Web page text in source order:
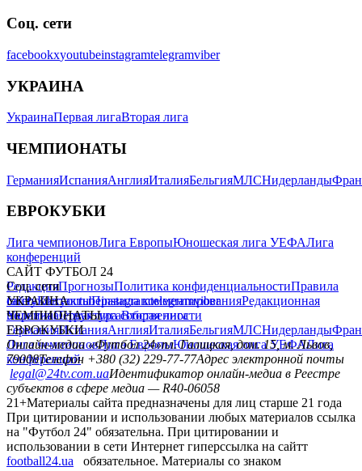
Соц. сети
facebookxyoutubeinstagramtelegramviber
УКРАИНА
УкраинаПервая лигаВторая лига
ЧЕМПИОНАТЫ
ГерманияИспанияАнглияИталияБельгияМЛСНидерланды
ЕВРОКУБКИ
Лига чемпионовЛига ЕвропыЮношеская лига УЕФАЛига
конференций
САЙТ ФУТБОЛ 24
РедакцияПрогнозыПолитика конфиденциальностиПравила
сайтуКонтактыПравила комментированияРедакционная
политикаСтруктура собственности
Соц. сети
facebookxyoutubeinstagramtelegramviber
УКРАИНА
УкраинаПервая лигаВторая лига
ЧЕМПИОНАТЫ
ГерманияИспанияАнглияИталияБельгияМЛСНидерланды
ЕВРОКУБКИ
Лига чемпионовЛига ЕвропыЮношеская лига УЕФАЛига
конференций
Онлайн-медиа «Футбол 24»пл. Галицкая, дом. 15, м. Львов,
79008Телефон +380 (32) 229-77-77Адрес электронной почты
legal@24tv.com.uaИдентификатор онлайн-медиа в Реестре
субъектов в сфере медиа — R40-06058
21+Материалы сайта предназначены для лиц старше 21 года
При цитировании и использовании любых материалов ссылка
на "Футбол 24" обязательна. При цитировании и
использовании в сети Интернет гиперссылка на сайтт
football24.ua
обязательное. Материалы со знаком